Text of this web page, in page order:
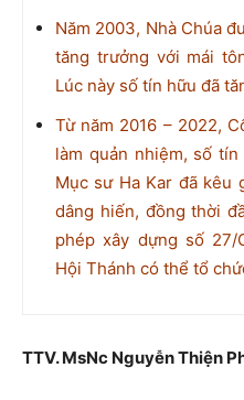
Năm 2003, Nhà Chúa
tăng trưởng với mái
Lúc này số tín hữu đã
Từ năm 2016 – 2022,
làm quản nhiệm, số
Mục sư Ha Kar đã kêu
dâng hiến, đồng thời
phép xây dựng số 27/
Hội Thánh có thể tổ
TTV. MsNc Nguyễn Thiện